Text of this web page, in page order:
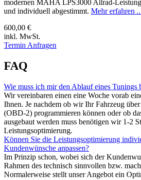
modernen MAHA LPS3000 Allrad-
und individuell abgestimmt. Mehr erfahren
600,00 €
inkl. MwSt.
Termin Anfragen
FAQ
Wie muss ich mir den Ablauf eines
Wir vereinbaren einen eine Woche vorab
Ihnen. Je nachdem ob wir Ihr Fahrzeug
(OBD-2) programmieren können oder ob
ausgebaut werden muss benötigen wir 1-2
Leistungsoptimierung.
Können Sie die Leistungsoptimierung
Kundenwünsche anpassen?
Im Prinzip schon, wobei sich der
Rahmen des technisch sinnvollen bzw.
Normalerweise stellt unser Angebot ein